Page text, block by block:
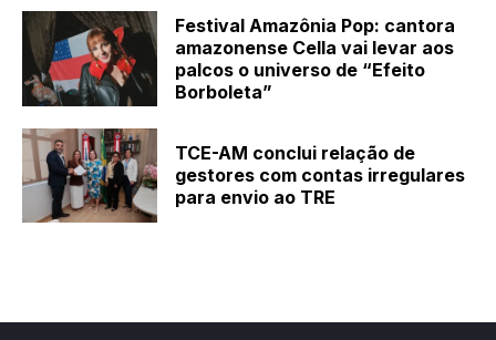
Festival Amazônia Pop: cantora
amazonense Cella vai levar aos
palcos o universo de “Efeito
Borboleta”
TCE-AM conclui relação de
gestores com contas irregulares
para envio ao TRE